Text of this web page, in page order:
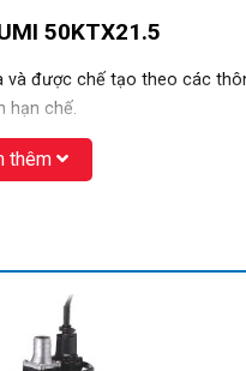
50KTX21.5
và được chế tạo theo các
hạn chế.
dụng khi bơm thoát nước
cực tốt để có khả năng
cơ và
dấu cơ học
dài nhưng vẫn ổn định
thêm